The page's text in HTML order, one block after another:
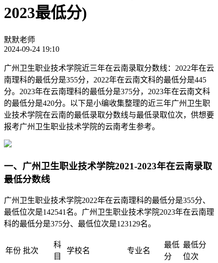
2023最低分)
默默老师
2024-09-24 19:10
广州卫生职业技术学院近三年在云南录取分数线：2022年在云
南理科的最低分是355分，2022年在云南文科的最低分是445
分。2023年在云南理科的最低分是375分，2023年在云南文科
的最低分是420分。以下是小编收集整理的近三年广州卫生职
业技术学院在云南的最低录取分数线与最低录取位次，供想要
报考广州卫生职业技术学院的云南考生参考。
一、广州卫生职业技术学院2021-2023年在云南录取
最低分数线
广州卫生职业技术学院2022年在云南理科的最低分是355分、
最低位次是142541名。广州卫生职业技术学院2023年在云南理
科的最低分是375分、最低位次是123129名。
年份 批次
科
目
学校名 专业名
最低
分
最低分
位次